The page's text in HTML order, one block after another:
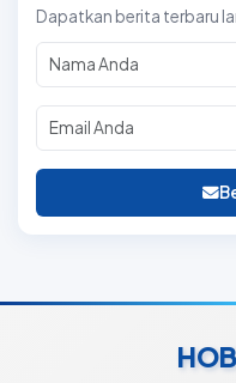
Dapatkan berita terbaru